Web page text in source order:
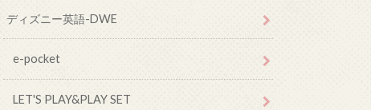
ディズニー英語-DWE
e-pocket
LET'S PLAY&PLAY SET